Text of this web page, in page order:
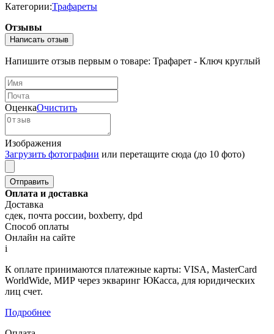
Категории:Трафареты
Отзывы
Написать отзыв
Напишите отзыв первым о товаре: Трафарет - Ключ круглый
ОценкаОчистить
Изображения
Загрузить фотографии или перетащите сюда (до 10 фото)
Оплата и доставка
Доставка
сдек, почта россии, boxberry, dpd
Способ оплаты
Онлайн на сайте
i
К оплате принимаются платежные карты: VISA, MasterCard
WorldWide, МИР через экваринг ЮКасса, для юридических
лиц счет.
Подробнее